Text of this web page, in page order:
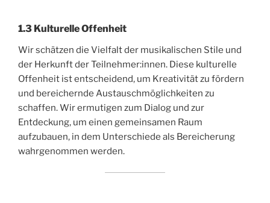
1.3 Kulturelle Offenheit
Wir schätzen die Vielfalt der musikalischen Stile und
der Herkunft der Teilnehmer:innen. Diese kulturelle
Offenheit ist entscheidend, um Kreativität zu fördern
und bereichernde Austauschmöglichkeiten zu
schaffen. Wir ermutigen zum Dialog und zur
Entdeckung, um einen gemeinsamen Raum
aufzubauen, in dem Unterschiede als Bereicherung
wahrgenommen werden.